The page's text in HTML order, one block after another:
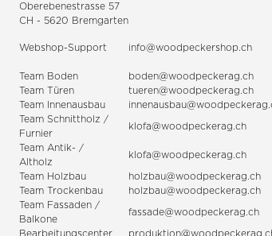
Oberebenestrasse 57
CH - 5620 Bremgarten
Webshop-Support info@woodpeckershop.ch
Team Boden
boden@woodpeckerag.ch
Team Türen
tueren@woodpeckerag.ch
Team Innenausbau
Team Schnittholz /
Furnier
klofa@woodpeckerag.ch
Team Antik- /
Altholz
klofa@woodpeckerag.ch
Team Holzbau
holzbau@woodpeckerag.ch
Team Trockenbau
holzbau@woodpeckerag.ch
Team Fassaden /
Balkone
fassade@woodpeckerag.ch
Bearbeitungscenter